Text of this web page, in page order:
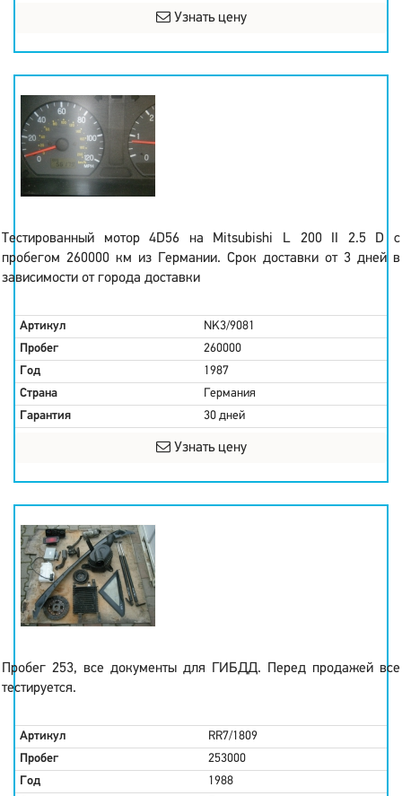
Узнать цену
Тестированный мотор 4D56 на Mitsubishi L 200 II 2.5 D с
пробегом 260000 км из Германии. Срок доставки от 3 дней в
зависимости от города доставки
Артикул
NK3/9081
Пробег
260000
Год
1987
Страна
Германия
Гарантия
30 дней
Узнать цену
Пробег 253, все документы для ГИБДД. Перед продажей все
тестируется.
Артикул
RR7/1809
Пробег
253000
Год
1988